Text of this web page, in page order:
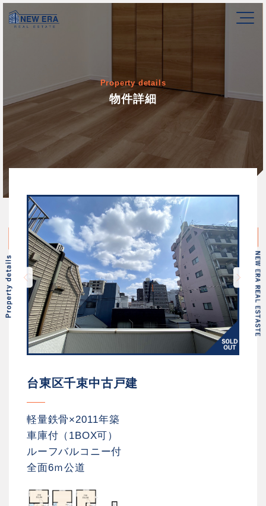
Property details
物件詳細
台東区千束中古戸建
軽量鉄骨×2011年築
車庫付（1BOX可）
ルーフバルコニー付
全面6ｍ公道